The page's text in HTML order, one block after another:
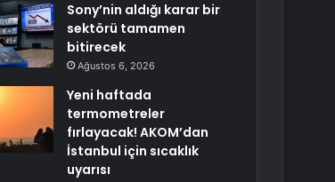
Sony’nin aldığı karar bir
sektörü tamamen
bitirecek
Ağustos 6, 2026
Yeni haftada
termometreler
fırlayacak! AKOM’dan
İstanbul için sıcaklık
uyarısı